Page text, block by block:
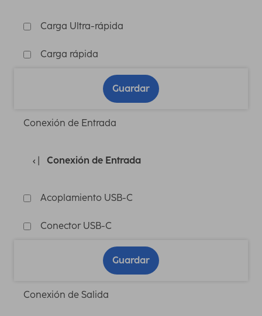
Carga Ultra-rápida
Carga rápida
Guardar
Conexión de Entrada
Conexión de Entrada
Acoplamiento USB-C
Conector USB-C
Guardar
Conexión de Salida